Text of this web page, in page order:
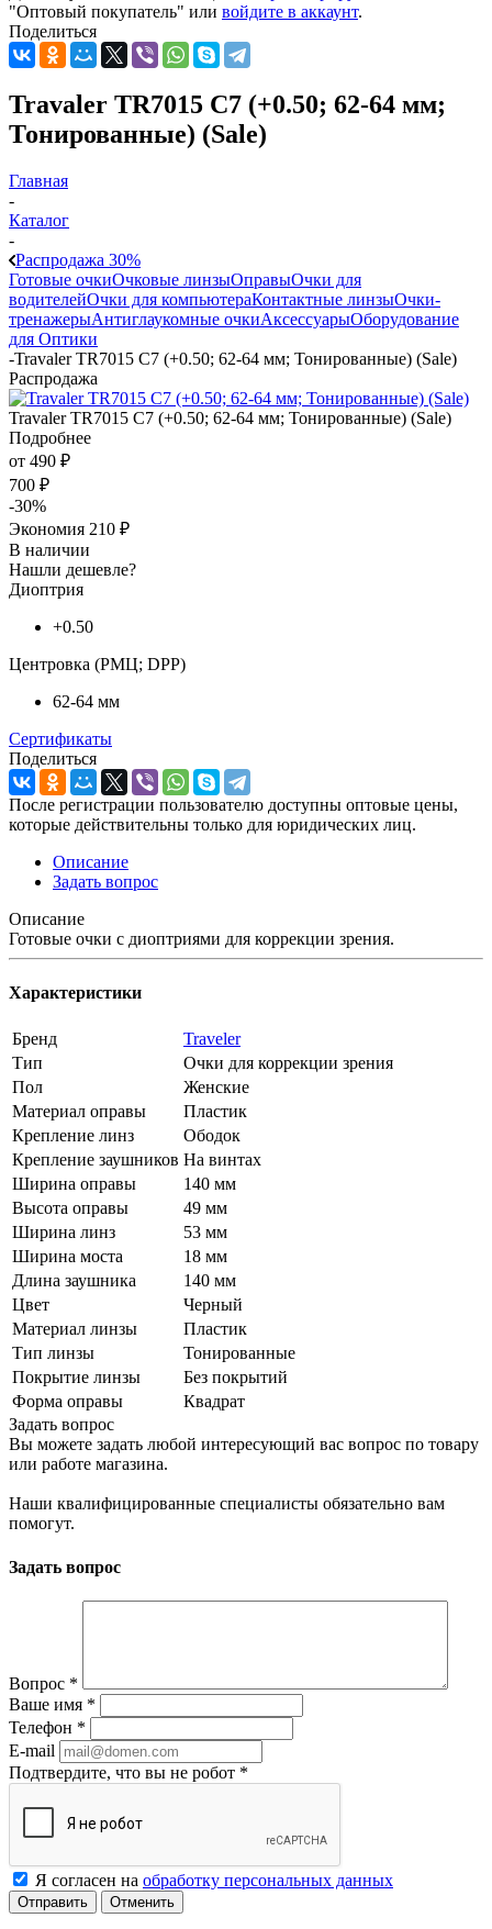
"Оптовый покупатель" или войдите в аккаунт.
Поделиться
Travaler TR7015 C7 (+0.50; 62-64 мм;
Тонированные) (Sale)
Главная
-
Каталог
-
Распродажа 30%
Готовые очкиОчковые линзыОправыОчки для
водителейОчки для компьютераКонтактные линзыОчки-
тренажерыАнтиглаукомные очкиАксессуарыОборудование
для Оптики
-Travaler TR7015 C7 (+0.50; 62-64 мм; Тонированные) (Sale)
Распродажа
Travaler TR7015 C7 (+0.50; 62-64 мм; Тонированные) (Sale)
Подробнее
от 490 ₽
700 ₽
-30%
Экономия 210 ₽
В наличии
Нашли дешевле?
Диоптрия
+0.50
Центровка (РМЦ; DPP)
62-64 мм
Сертификаты
Поделиться
После регистрации пользователю доступны оптовые цены,
которые действительны только для юридических лиц.
Описание
Задать вопрос
Описание
Готовые очки с диоптриями для коррекции зрения.
Характеристики
Бренд
Traveler
Тип
Очки для коррекции зрения
Пол
Женские
Материал оправы
Пластик
Крепление линз
Ободок
Крепление заушников На винтах
Ширина оправы
140 мм
Высота оправы
49 мм
Ширина линз
53 мм
Ширина моста
18 мм
Длина заушника
140 мм
Цвет
Черный
Материал линзы
Пластик
Тип линзы
Тонированные
Покрытие линзы
Без покрытий
Форма оправы
Квадрат
Задать вопрос
Вы можете задать любой интересующий вас вопрос по товару
или работе магазина.
Наши квалифицированные специалисты обязательно вам
помогут.
Задать вопрос
Вопрос *
Ваше имя *
Телефон *
E-mail
Подтвердите, что вы не робот *
Я согласен на обработку персональных данных
Отменить